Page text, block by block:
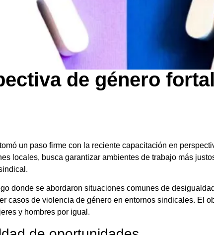
de género
un paso firme con la reciente capacitación en
locales, busca garantizar ambientes de trabajo más
donde se abordaron situaciones comunes de
casos de violencia de género en entornos sindicales. El
y hombres por igual.